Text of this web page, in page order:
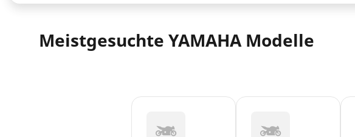
Meistgesuchte YAMAHA Modelle